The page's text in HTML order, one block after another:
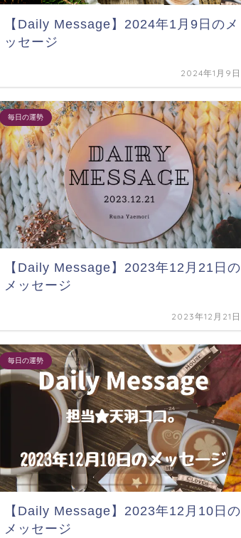
【Daily Message】2024年1月9日のメ
ッセージ
2024年1月9日
毎日の運勢
【Daily Message】2023年12月21日の
メッセージ
2023年12月21日
毎日の運勢
【Daily Message】2023年12月10日の
メッセージ